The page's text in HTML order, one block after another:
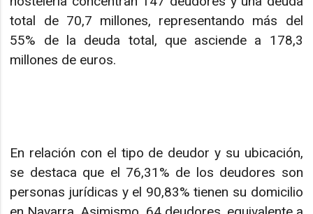
total de 70,7 millones, representando más del
55% de la deuda total, que asciende a 178,3
millones de euros.
En relación con el tipo de deudor y su ubicación,
se destaca que el 76,31% de los deudores son
personas jurídicas y el 90,83% tienen su domicilio